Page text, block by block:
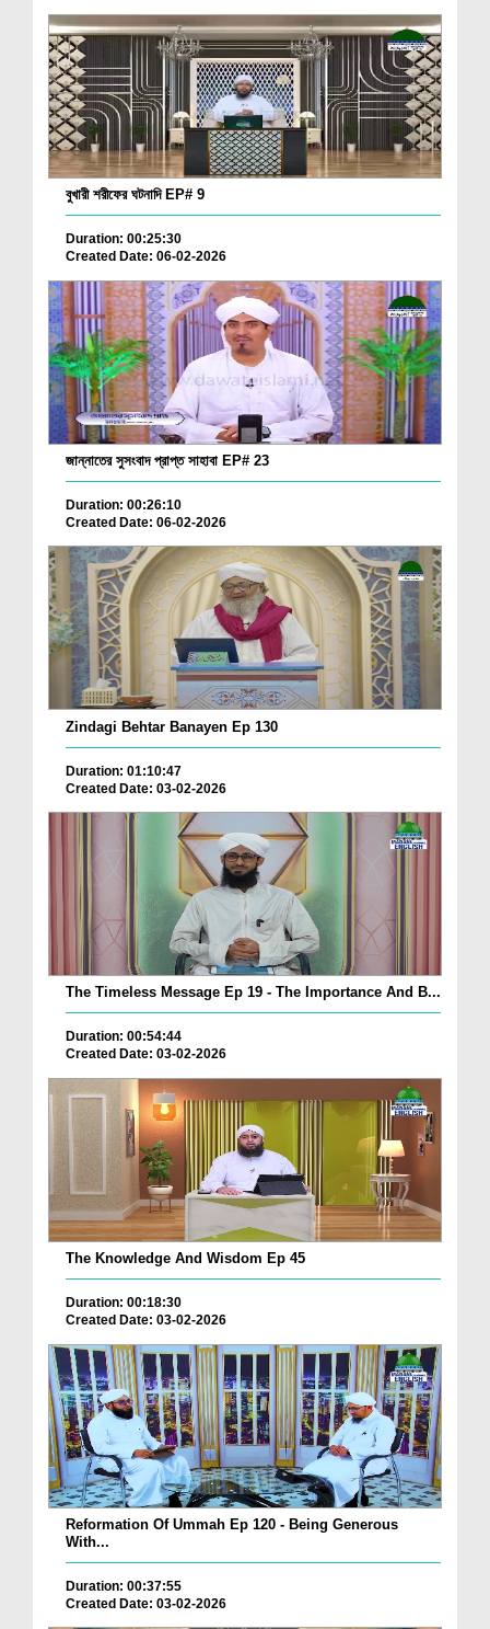
বুখারী শরীফের ঘটনাদি EP# 9
Duration: 00:25:30
Created Date: 06-02-2026
জান্নাতের সুসংবাদ প্রাপ্ত সাহাবা EP# 23
Duration: 00:26:10
Created Date: 06-02-2026
Zindagi Behtar Banayen Ep 130
Duration: 01:10:47
Created Date: 03-02-2026
The Timeless Message Ep 19 - The Importance And B...
Duration: 00:54:44
Created Date: 03-02-2026
The Knowledge And Wisdom Ep 45
Duration: 00:18:30
Created Date: 03-02-2026
Reformation Of Ummah Ep 120 - Being Generous
With...
Duration: 00:37:55
Created Date: 03-02-2026